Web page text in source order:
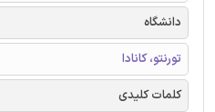
دانشگاه
تورنتو، کانادا
کلمات کلیدی